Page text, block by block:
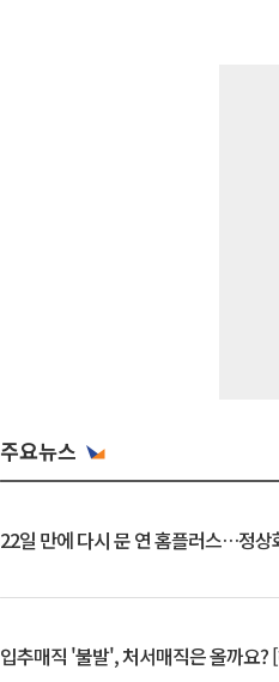
주요뉴스
22일 만에 다시 문 연 홈플러스…정상
입추매직 '불발', 처서매직은 올까요?